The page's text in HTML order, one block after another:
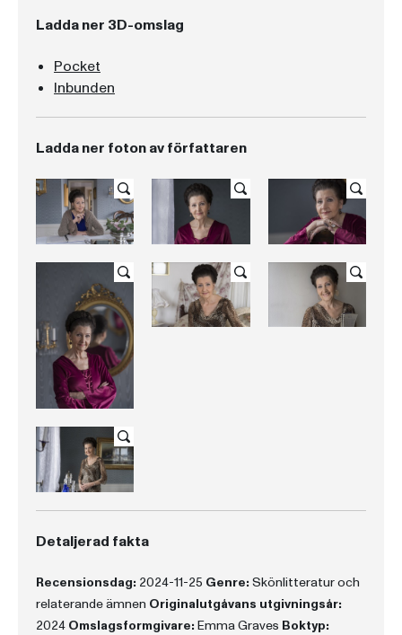
Ladda ner 3D-omslag
Pocket
Inbunden
Ladda ner foton av författaren
Detaljerad fakta
Recensionsdag: 2024-11-25 Genre: Skönlitteratur och
relaterande ämnen Originalutgåvans utgivningsår:
2024 Omslagsformgivare: Emma Graves Boktyp: